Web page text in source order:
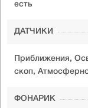
есть
ДАТЧИКИ
Приближения,
скоп,
ФОНАРИК